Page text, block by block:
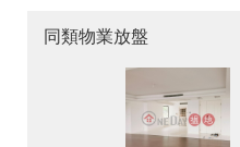
同類物業放盤